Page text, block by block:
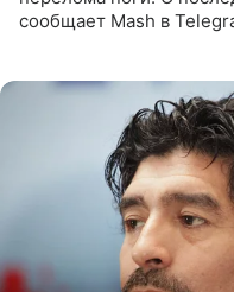
сообщает Mash в